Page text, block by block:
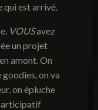
est arrivé.
VOUSavez
un projet
amont. On
on va
on épluche